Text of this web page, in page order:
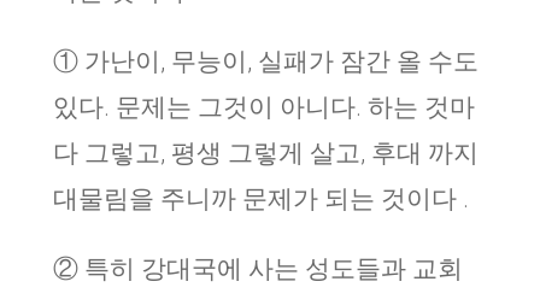
① 가난이, 무능이, 실패가 잠간 올 수도
있다. 문제는 그것이 아니다. 하는 것마
다 그렇고, 평생 그렇게 살고, 후대 까지
대물림을 주니까 문제가 되는 것이다 .
② 특히 강대국에 사는 성도들과 교회